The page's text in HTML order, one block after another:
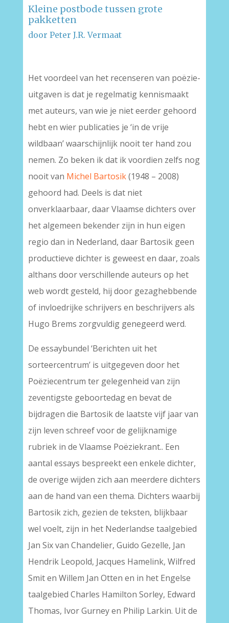
Kleine postbode tussen grote
pakketten
door Peter J.R. Vermaat
Het voordeel van het recenseren van poëzie-
uitgaven is dat je regelmatig kennismaakt
met auteurs, van wie je niet eerder gehoord
hebt en wier publicaties je ‘in de vrije
wildbaan’ waarschijnlijk nooit ter hand zou
nemen. Zo beken ik dat ik voordien zelfs nog
nooit van Michel Bartosik(1948 – 2008)
gehoord had. Deels is dat niet
onverklaarbaar, daar Vlaamse dichters over
het algemeen bekender zijn in hun eigen
regio dan in Nederland, daar Bartosik geen
productieve dichter is geweest en daar, zoals
althans door verschillende auteurs op het
web wordt gesteld, hij door gezaghebbende
of invloedrijke schrijvers en beschrijvers als
Hugo Brems zorgvuldig genegeerd werd.
De essaybundel ‘Berichten uit het
sorteercentrum’ is uitgegeven door het
Poëziecentrum ter gelegenheid van zijn
zeventigste geboortedag en bevat de
bijdragen die Bartosik de laatste vijf jaar van
zijn leven schreef voor de gelijknamige
rubriek in de Vlaamse Poëziekrant.. Een
aantal essays bespreekt een enkele dichter,
de overige wijden zich aan meerdere dichters
aan de hand van een thema. Dichters waarbij
Bartosik zich, gezien de teksten, blijkbaar
wel voelt, zijn in het Nederlandse taalgebied
Jan Six van Chandelier, Guido Gezelle, Jan
Hendrik Leopold, Jacques Hamelink, Wilfred
Smit en Willem Jan Otten en in het Engelse
taalgebied Charles Hamilton Sorley, Edward
Thomas, Ivor Gurney en Philip Larkin. Uit de